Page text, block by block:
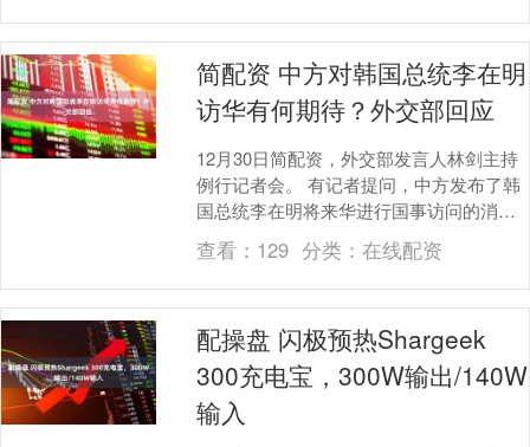
简配资 中方对韩国总统李在明
访华有何期待？外交部回应
12月30日简配资，外交部发言人林剑主持
例行记者会。 有记者提问，中方发布了韩
国总统李在明将来华进行国事访问的消
息。请问中方对此访有何期待？ 林剑介
绍，应国家主....
查看： 129 分类： 在线配资
配操盘 闪极预热Shargeek
300充电宝，300W输出/140W
输入